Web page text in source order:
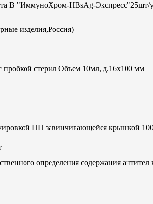
В "ИммуноХром-HBsAg-
изделия,Россия)
пробкой стерил Объем 10мл, д.16х100 мм
ПП завинчивающейся крышкой
определения содержания